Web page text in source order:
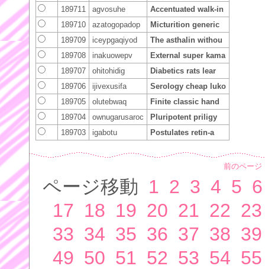
189711
agvosuhe
Accentuated walk-in
189710
azatogopadop
Micturition generic
189709
iceypgaqiyod
The asthalin withou
189708
inakuowepv
External super kama
189707
ohitohidig
Diabetics rats lear
189706
ijivexusifa
Serology cheap luko
189705
olutebwaq
Finite classic hand
189704
ownugarusaroc
Pluripotent priligy
189703
igabotu Postulates retin-a
前のページ
ページ移動 1 2 3 4 5 6
17 18 19 20 21 22 23
33 34 35 36 37 38 39
49 50 51 52 53 54 55